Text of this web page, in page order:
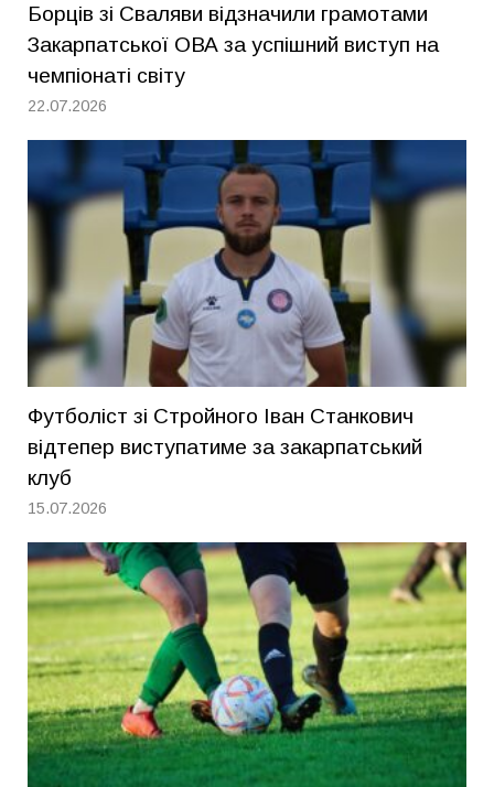
Борців зі Сваляви відзначили грамотами
Закарпатської ОВА за успішний виступ на
чемпіонаті світу
22.07.2026
Футболіст зі Стройного Іван Станкович
відтепер виступатиме за закарпатський
клуб
15.07.2026